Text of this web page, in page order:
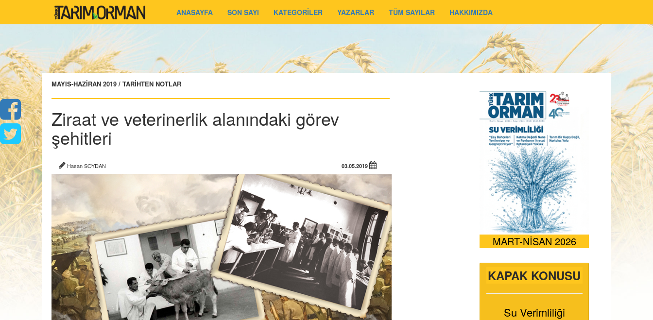
ANASAYFA SON SAYI KATEGORİLER YAZARLAR TÜM SAYILAR HAKKIMIZDA
MAYIS-HAZİRAN 2019 / TARİHTEN NOTLAR
Ziraat ve veterinerlik alanındaki görev
şehitleri
Hasan SOYDAN 03.05.2019
MART-NİSAN 2026
KAPAK KONUSU
Su Verimliliği